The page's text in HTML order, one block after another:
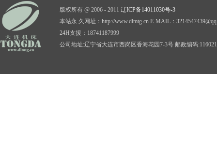
版权所有 @ 2006 - 2011 辽ICP备14011030号-3
本站永 久网址：http://www.dlmtg.cn E-MAIL：
24H支援：18741187999
公司地址:辽宁省大连市西岗区香海花园7-3号 邮政编码:116021